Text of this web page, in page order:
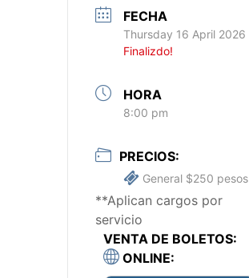
FECHA
Thursday 16 April 2026
Finalizdo!
HORA
8:00 pm
PRECIOS:
General $250 pesos
**Aplican cargos por
servicio
VENTA DE BOLETOS:
ONLINE: